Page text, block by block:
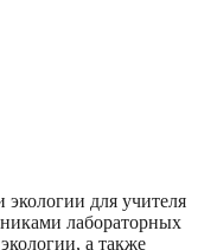
для учителя
лабораторных
а также